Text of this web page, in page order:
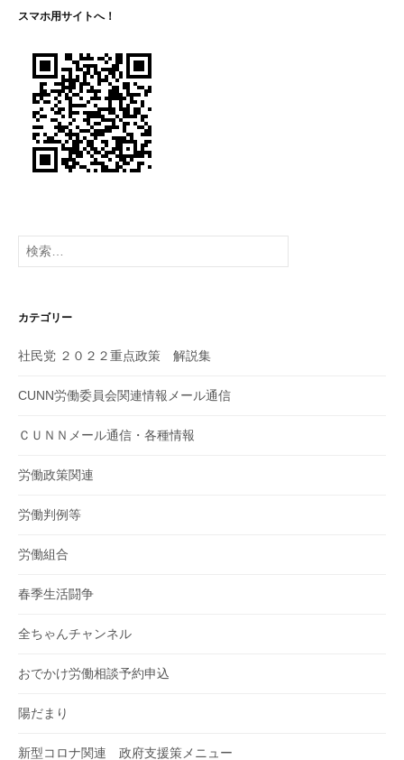
スマホ用サイトへ！
検
索:
カテゴリー
社民党 ２０２２重点政策 解説集
CUNN労働委員会関連情報メール通信
ＣＵＮＮメール通信・各種情報
労働政策関連
労働判例等
労働組合
春季生活闘争
全ちゃんチャンネル
おでかけ労働相談予約申込
陽だまり
新型コロナ関連 政府支援策メニュー